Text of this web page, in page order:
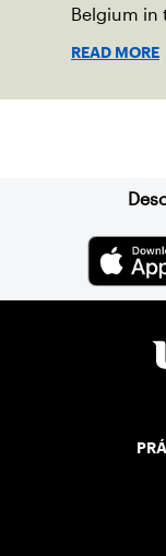
Belgium in
READ MORE